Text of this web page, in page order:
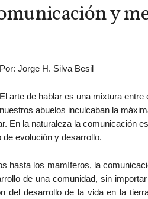
y
Por: Jorge H. Silva Besil
El arte de hablar es una mixtura
nuestros abuelos inculcaban la
En la naturaleza la comunicación
de evolución y desarrollo.
hasta los mamíferos, la
de una comunidad, sin
del desarrollo de la vida en la